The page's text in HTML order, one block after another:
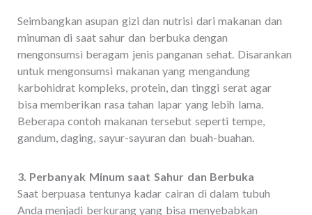
Seimbangkan asupan gizi dan nutrisi dari makanan dan
minuman di saat sahur dan berbuka dengan
mengonsumsi beragam jenis panganan sehat. Disarankan
untuk mengonsumsi makanan yang mengandung
karbohidrat kompleks, protein, dan tinggi serat agar
bisa memberikan rasa tahan lapar yang lebih lama.
Beberapa contoh makanan tersebut seperti tempe,
gandum, daging, sayur-sayuran dan buah-buahan.
3. Perbanyak Minum saat Sahur dan Berbuka
Saat berpuasa tentunya kadar cairan di dalam tubuh
Anda menjadi berkurang yang bisa menyebabkan